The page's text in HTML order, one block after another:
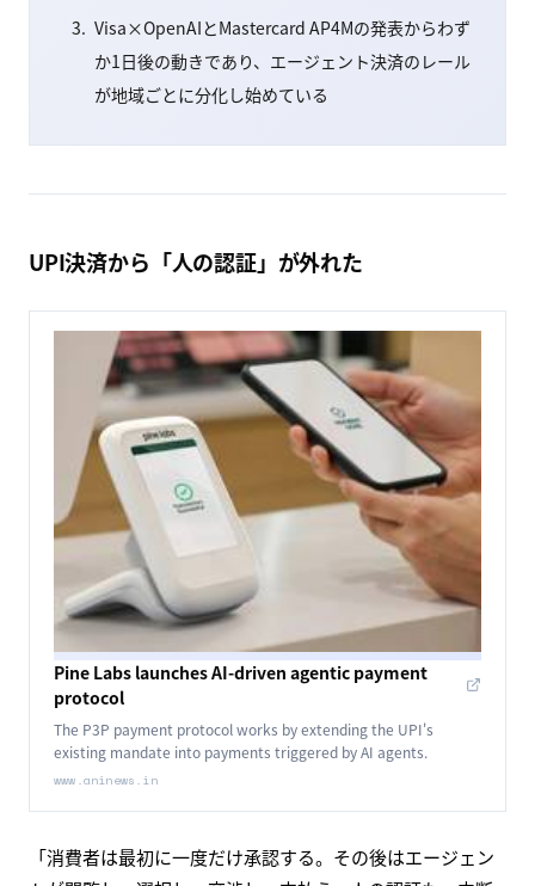
Visa×OpenAIとMastercard AP4Mの発表からわず
か1日後の動きであり、エージェント決済のレール
が地域ごとに分化し始めている
UPI決済から「人の認証」が外れた
Pine Labs launches AI-driven agentic payment
protocol
The P3P payment protocol works by extending the UPI's
existing mandate into payments triggered by AI agents.
www.aninews.in
「消費者は最初に一度だけ承認する。その後はエージェン